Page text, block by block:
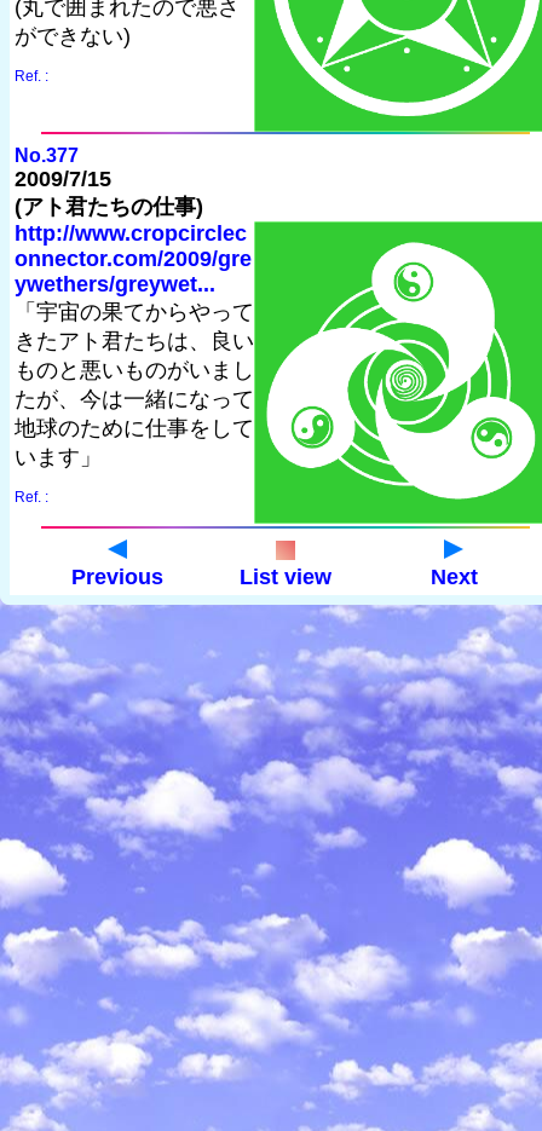
(丸で囲まれたので悪さ
ができない)
Ref. :
No.377
2009/7/15
(アト君たちの仕事)
http://www.cropcirclec
onnector.com/2009/gre
ywethers/greywet...
「宇宙の果てからやって
きたアト君たちは、良い
ものと悪いものがいまし
たが、今は一緒になって
地球のために仕事をして
います」
Ref. :
Previous List view Next